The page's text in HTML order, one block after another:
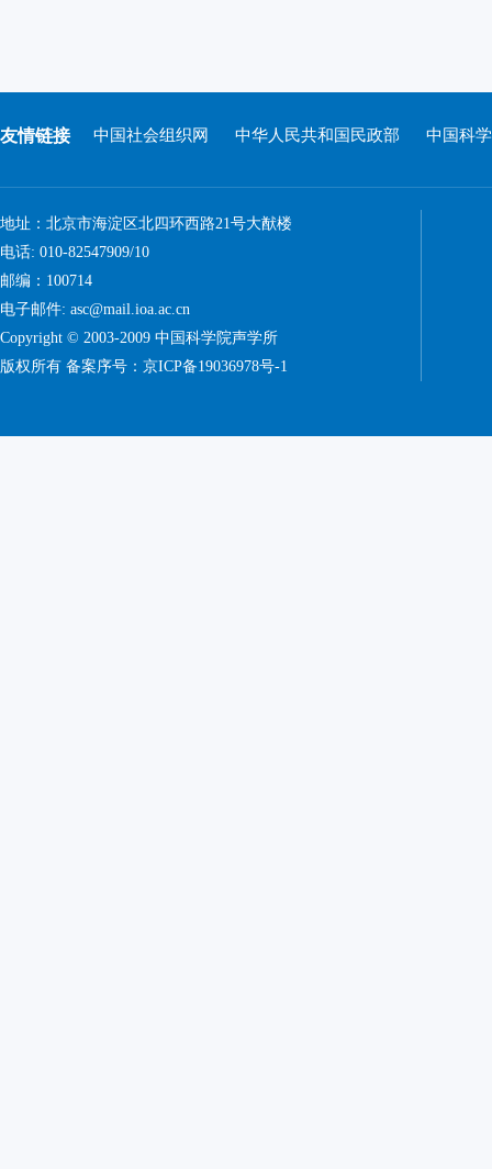
友情链接 中国社会组织网 中华人民共和国民政部 中国科
地址：北京市海淀区北四环西路21号大猷楼
电话: 010-82547909/10
邮编：100714
电子邮件: asc@mail.ioa.ac.cn
Copyright © 2003-2009 中国科学院声学所
版权所有 备案序号： 京ICP备19036978号-1